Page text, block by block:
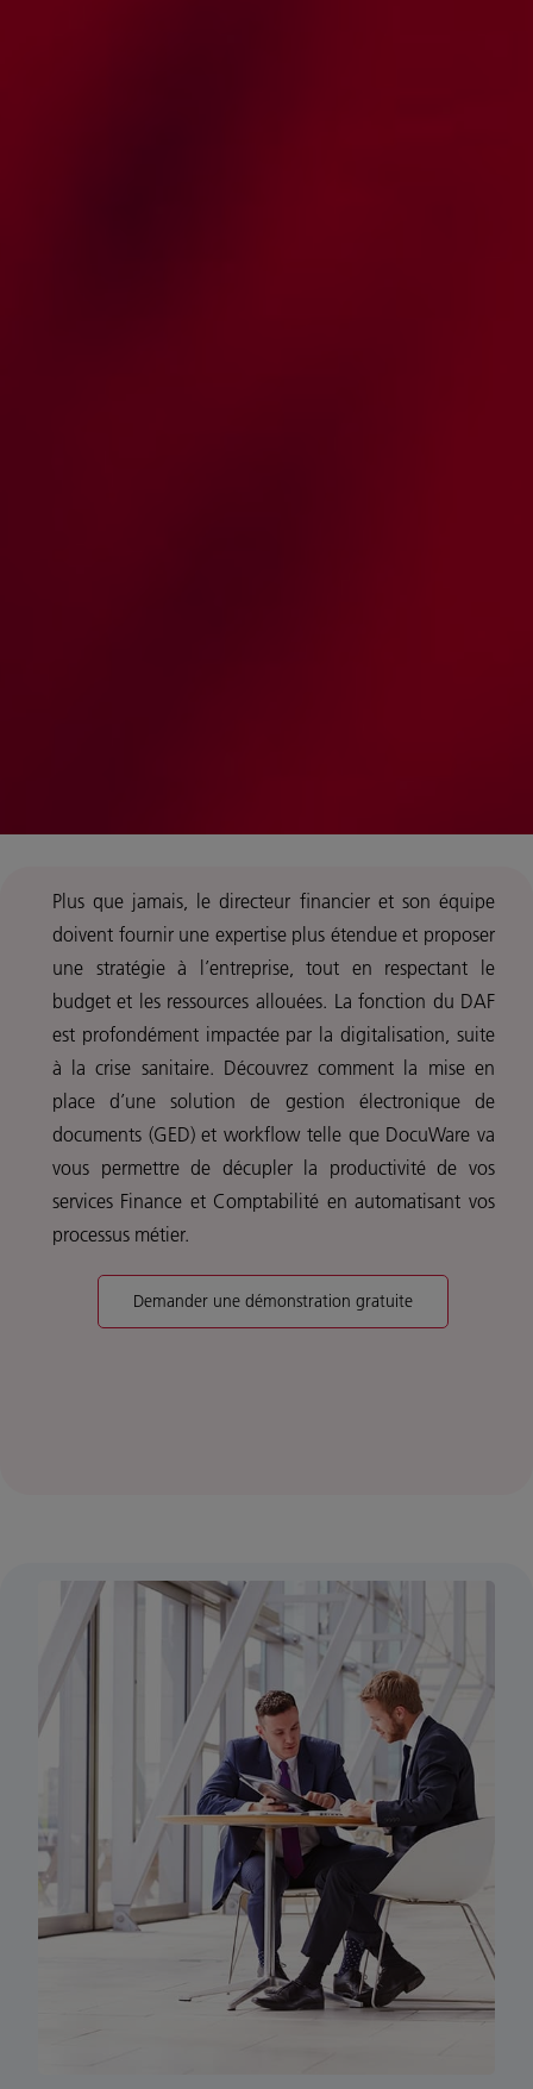
Plus que jamais, le directeur financier et son équipe
doivent fournir une expertise plus étendue et proposer
une stratégie à l’entreprise, tout en respectant le
budget et les ressources allouées. La fonction du DAF
est profondément impactée par la digitalisation, suite
à la crise sanitaire. Découvrez comment la mise en
place d’une solution de gestion électronique de
documents (GED) et workflow telle que DocuWare va
vous permettre de décupler la productivité de vos
services Finance et Comptabilité en automatisant vos
processus métier.
Demander une démonstration gratuite